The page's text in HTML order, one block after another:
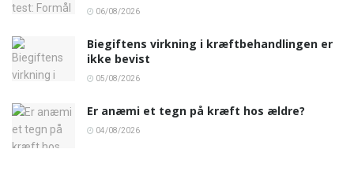
06/08/2026
Biegiftens virkning i kræftbehandlingen er
ikke bevist
05/08/2026
Er anæmi et tegn på kræft hos ældre?
04/08/2026